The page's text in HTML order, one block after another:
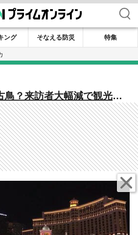
検索
ング そなえる防災
特集
鳥？来訪者大幅減で観光業
スランプ」の衝撃！カナダ
目の州」に反発？